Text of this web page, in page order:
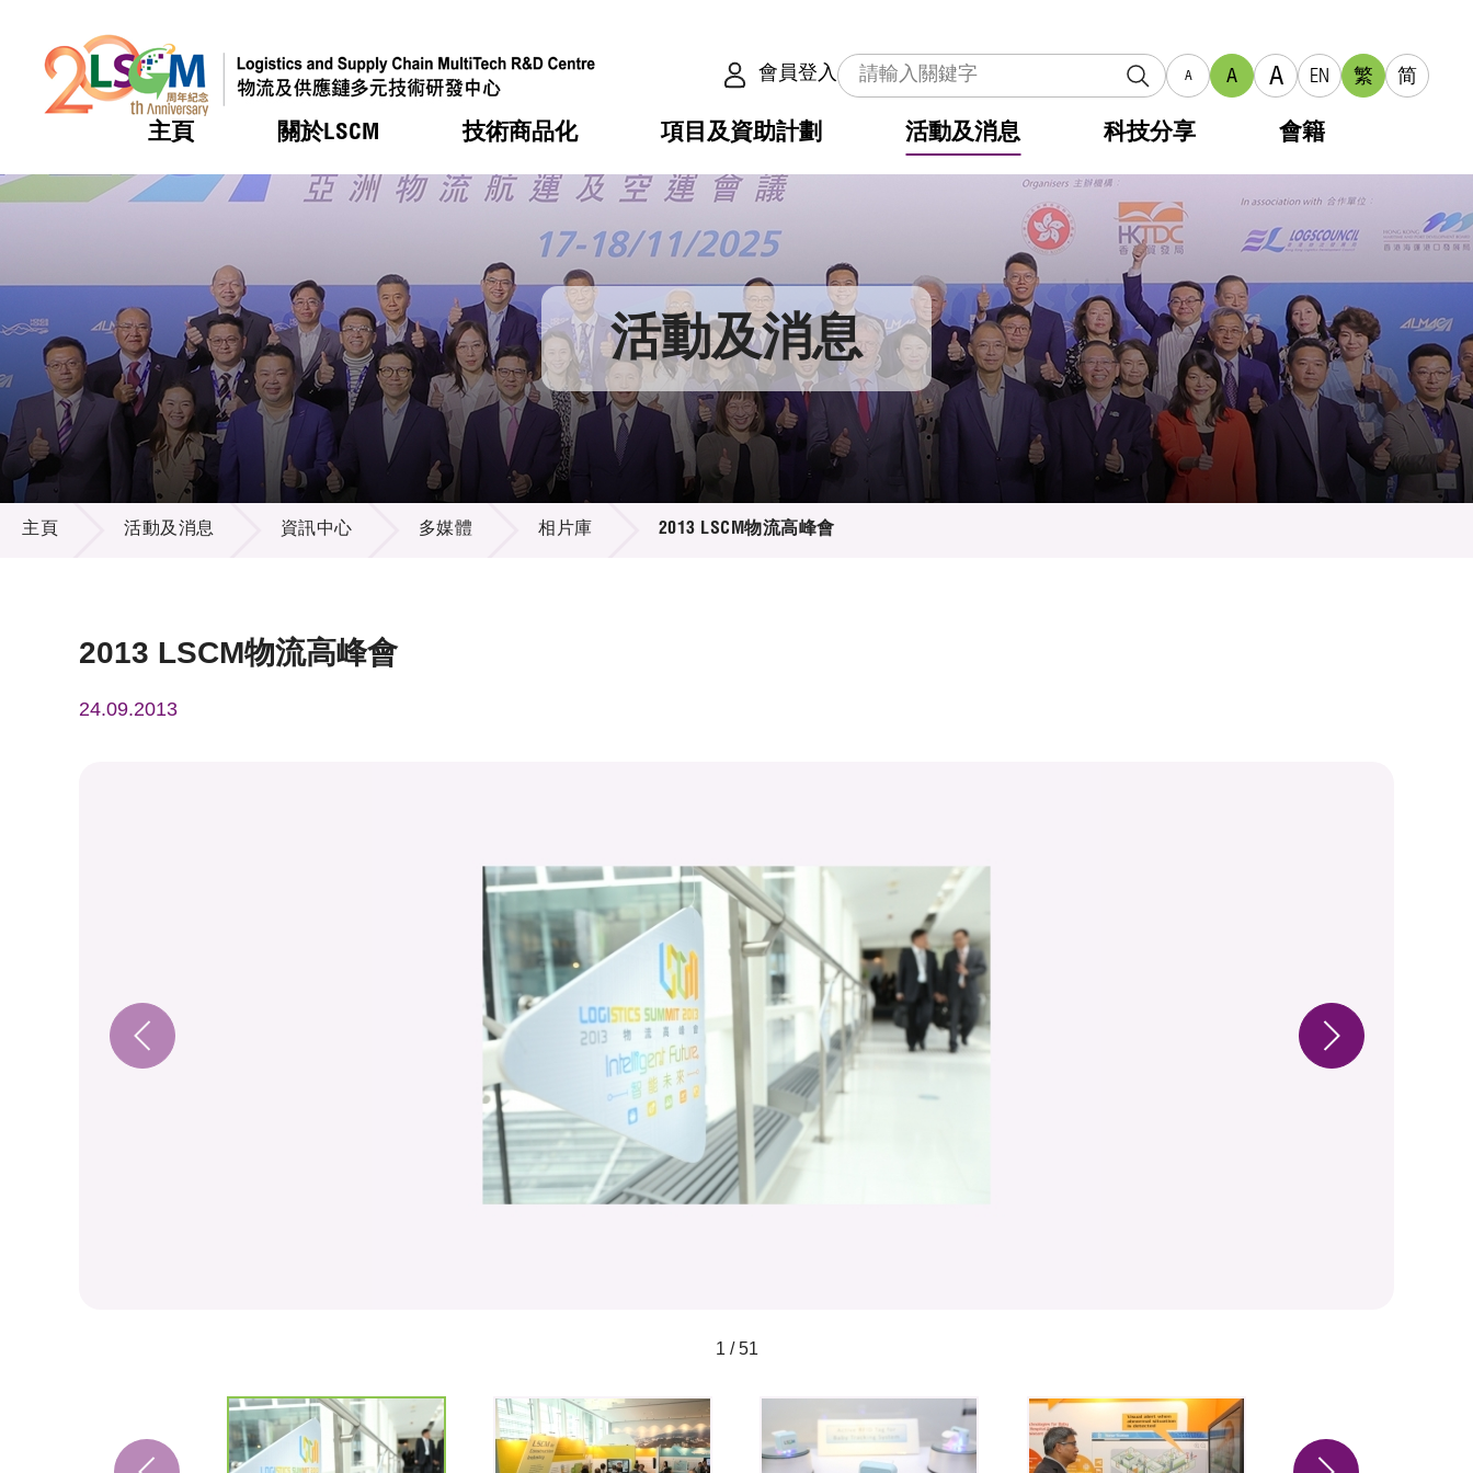
會員登入 A A A EN 繁 简
主頁 關於LSCM
熱門 機構簡介
組織架構
組織架構
董事局
研究顧問
招標通告
技術商品化
熱門 服務
可獲授權之技術
應用於公共服務之創新技術
重點項目
項目及資助計劃
熱門 合作計劃
資助計劃
資助計劃
稅務優惠
申請
評審
徵求研發項目計劃書
項目資料庫
活動及消息
熱門 活動
獎項
新聞中心
媒體報導
新聞稿
資訊中心
多媒體
出版刊物
科技分享 會籍
熱門 會籍及服務
會員列表
會員登入 活動及消息
活動及消息
主頁 活動及消息 資訊中心 多媒體 相片庫 2013 LSCM物流高峰會
2013 LSCM物流高峰會
24.09.2013
1 / 51